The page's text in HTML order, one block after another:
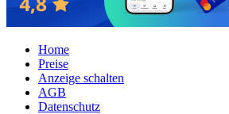
Home
Preise
Anzeige schalten
AGB
Datenschutz